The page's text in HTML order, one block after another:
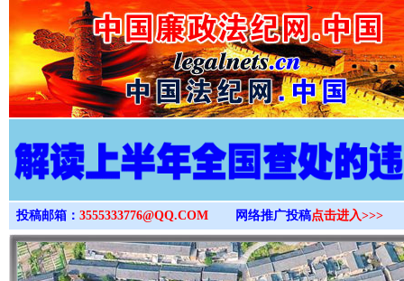
>
投稿邮箱： 3555333776@QQ.COM 网络推广投稿点击进入>>>